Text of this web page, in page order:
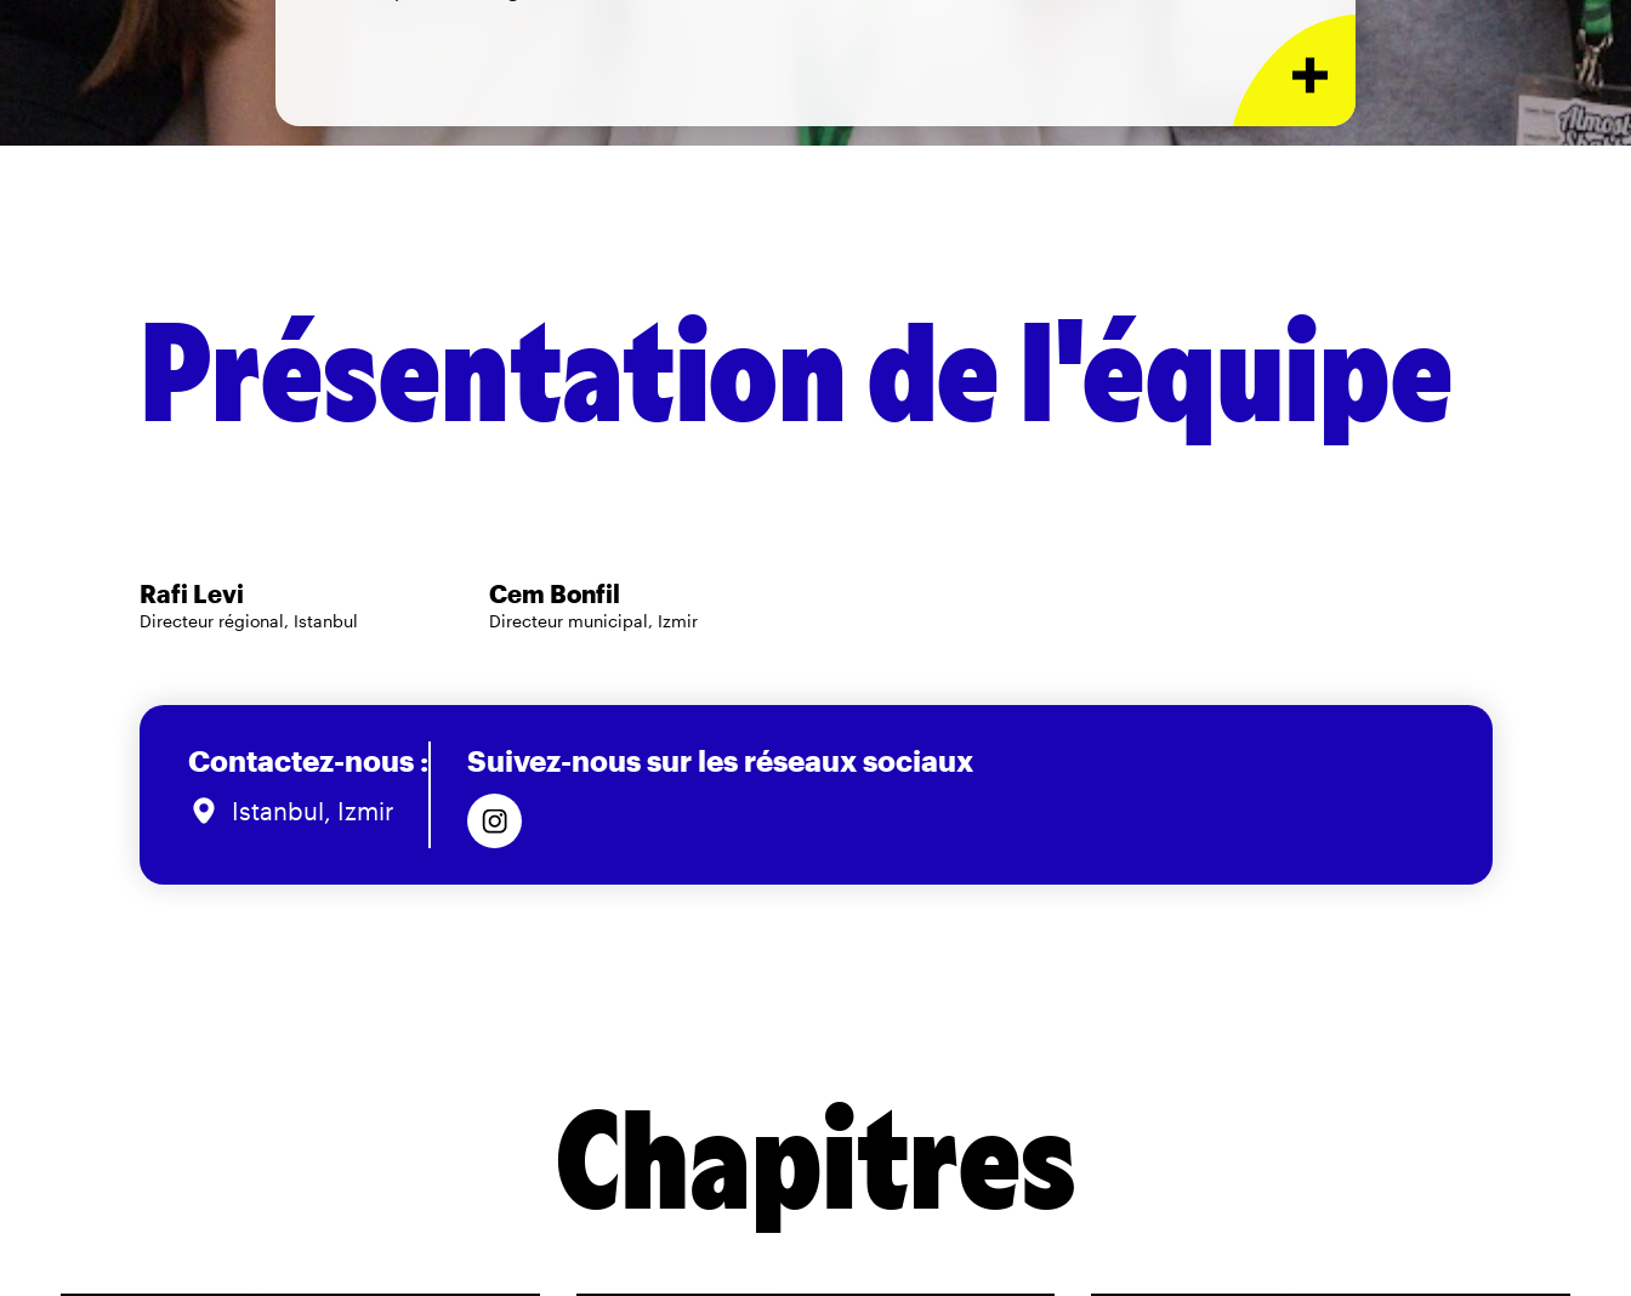
Présentation de l'équipe
Rafi Levi
Directeur régional, Istanbul
Cem Bonfil
Directeur municipal, Izmir
Contactez-nous :
Istanbul, Izmir
Suivez-nous sur les réseaux sociaux
Chapitres